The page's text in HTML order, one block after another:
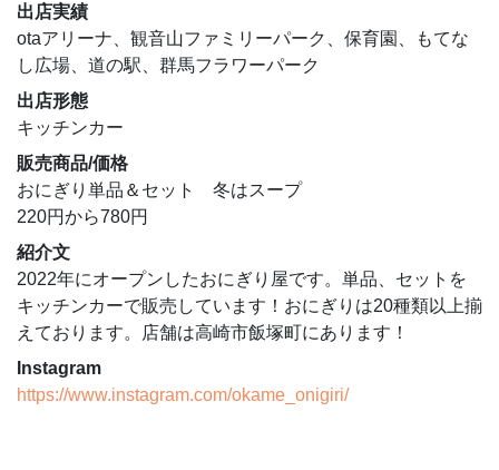
出店実績
otaアリーナ、観音山ファミリーパーク、保育園、もてな
し広場、道の駅、群馬フラワーパーク
出店形態
キッチンカー
販売商品/価格
おにぎり単品＆セット 冬はスープ
220円から780円
紹介文
2022年にオープンしたおにぎり屋です。単品、セットを
キッチンカーで販売しています！おにぎりは20種類以上揃
えております。店舗は高崎市飯塚町にあります！
Instagram
https://www.instagram.com/okame_onigiri/